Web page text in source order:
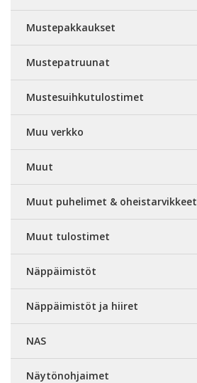
Mustepakkaukset
Mustepatruunat
Mustesuihkutulostimet
Muu verkko
Muut
Muut puhelimet & oheistarvikkeet
Muut tulostimet
Näppäimistöt
Näppäimistöt ja hiiret
NAS
Näytönohjaimet